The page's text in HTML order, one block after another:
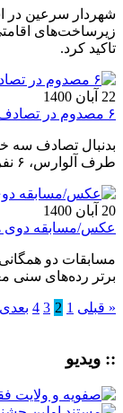
شهردار سرعین در
زیرساخت‌های
تاکید کرد.
22 آبان 1400
۶ مصدوم در تصادف ۳ خودرو در جاده آلوارس- سرعین
بدنبال تصادف سه
طرف آلوارس، ۶ نفر مصدوم شدند.
20 آبان 1400
عکس/مسابقه دوی
مسابقات دو
برتر رده‌های سنی
« قبلی 1
2
3
4
:: ویدیو